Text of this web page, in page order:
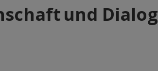
und Dialog